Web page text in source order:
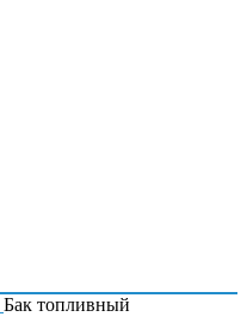
Бак топливный